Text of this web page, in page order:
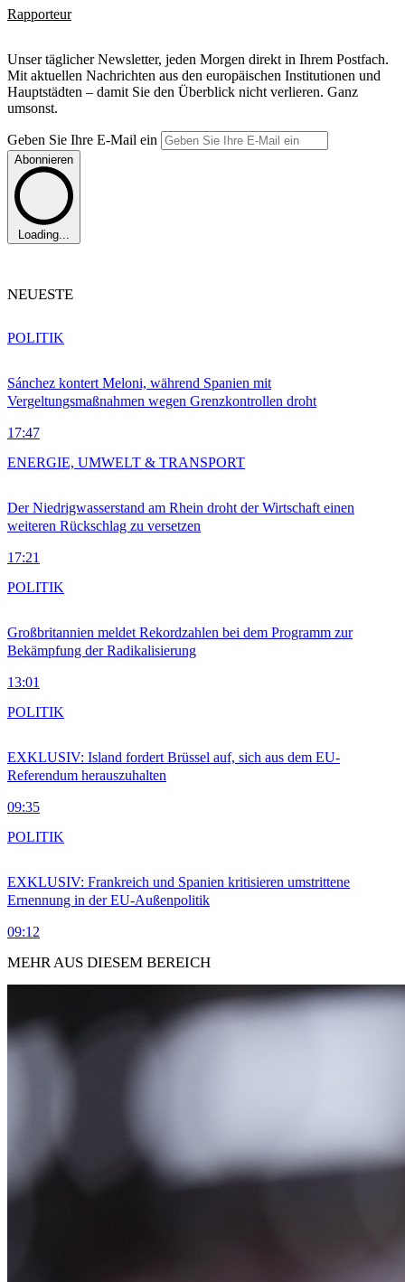
Rapporteur
Unser täglicher Newsletter, jeden Morgen direkt in Ihrem Postfach.
Mit aktuellen Nachrichten aus den europäischen Institutionen und
Hauptstädten – damit Sie den Überblick nicht verlieren. Ganz
umsonst.
Geben Sie Ihre E-Mail ein
Abonnieren
Loading...
NEUESTE
Sánchez kontert Meloni, während Spanien mit
Vergeltungsmaßnahmen wegen Grenzkontrollen droht
17:47
POLITIK
Der Niedrigwasserstand am Rhein droht der Wirtschaft einen
weiteren Rückschlag zu versetzen
17:21
ENERGIE, UMWELT & TRANSPORT
Großbritannien meldet Rekordzahlen bei dem Programm zur
Bekämpfung der Radikalisierung
13:01
POLITIK
EXKLUSIV: Island fordert Brüssel auf, sich aus dem EU-
Referendum herauszuhalten
09:35
POLITIK
EXKLUSIV: Frankreich und Spanien kritisieren umstrittene
Ernennung in der EU-Außenpolitik
09:12
POLITIK
MEHR AUS DIESEM BEREICH